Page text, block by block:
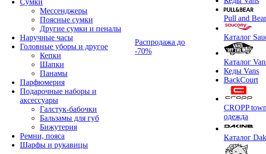
Сумки
Мессенджеры
Поясные сумки
Другие сумки и пеналы
Наручные часы
Головные уборы и другое
Кепки
Шапки
Панамы
Парфюмерия
Подарочные наборы и
аксессуары
Галстук-бабочки
Бальзамы для губ
Бижутерия
Ремни, пояса
Шарфы и рукавицы
Распродажа до
-70%
Pull and
Каталог
Каталог
Кеды Vans
BackCourt
CROPP
одежда
Каталог